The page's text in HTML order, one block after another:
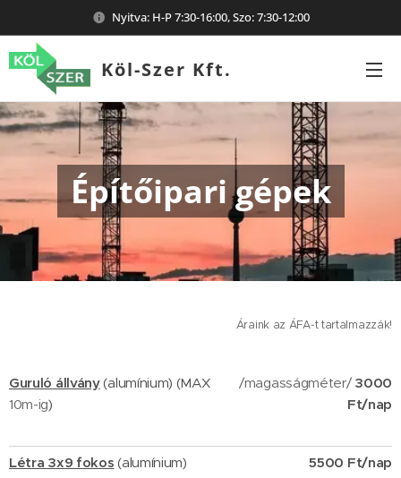
Nyitva: H-P 7:30-16:00, Szo: 7:30-12:00
Köl-Szer Kft.
Építőipari gépek
Áraink az ÁFA-t tartalmazzák!
Guruló állvány(alumínium) (MAX
10m-ig)
/magasságméter/ 3000
Ft/nap
Létra 3x9 fokos (alumínium) 5500 Ft/nap